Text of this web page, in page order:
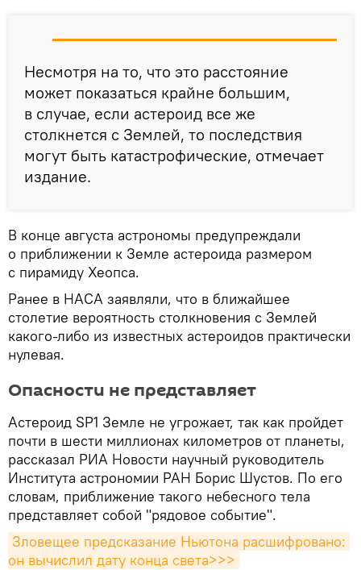
Несмотря на то, что это расстояние
может показаться крайне большим,
в случае, если астероид все же
столкнется с Землей, то последствия
могут быть катастрофические, отмечает
издание.
В конце августа астрономы предупреждали
о приближении к Земле астероида размером
с пирамиду Хеопса.
Ранее в НАСА заявляли, что в ближайшее
столетие вероятность столкновения с Землей
какого-либо из известных астероидов практически
нулевая.
Опасности не представляет
Астероид SP1 Земле не угрожает, так как пройдет
почти в шести миллионах километров от планеты,
рассказал РИА Новости научный руководитель
Института астрономии РАН Борис Шустов. По его
словам, приближение такого небесного тела
представляет собой "рядовое событие".
Зловещее предсказание Ньютона расшифровано:
он вычислил дату конца света>>>